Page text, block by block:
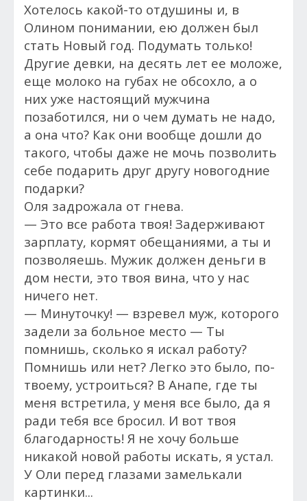
Хотелось какой-то отдушины и, в
Олином понимании, ею должен был
стать Новый год. Подумать только!
Другие девки, на десять лет ее моложе,
еще молоко на губах не обсохло, а о
них уже настоящий мужчина
позаботился, ни о чем думать не надо,
а она что? Как они вообще дошли до
такого, чтобы даже не мочь позволить
себе подарить друг другу новогодние
подарки?
Оля задрожала от гнева.
— Это все работа твоя! Задерживают
зарплату, кормят обещаниями, а ты и
позволяешь. Мужик должен деньги в
дом нести, это твоя вина, что у нас
ничего нет.
— Минуточку! — взревел муж, которого
задели за больное место — Ты
помнишь, сколько я искал работу?
Помнишь или нет? Легко это было, по-
твоему, устроиться? В Анапе, где ты
меня встретила, у меня все было, да я
ради тебя все бросил. И вот твоя
благодарность! Я не хочу больше
никакой новой работы искать, я устал.
У Оли перед глазами замелькали
картинки...